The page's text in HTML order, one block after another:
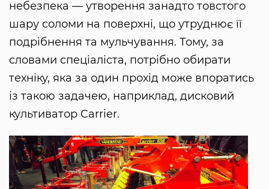
небезпека — утворення занадто товстого
шару соломи на поверхні, що утруднює її
подрібнення та мульчування. Тому, за
словами спеціаліста, потрібно обирати
техніку, яка за один прохід може впоратись
із такою задачею, наприклад, дисковий
культиватор Carrier.